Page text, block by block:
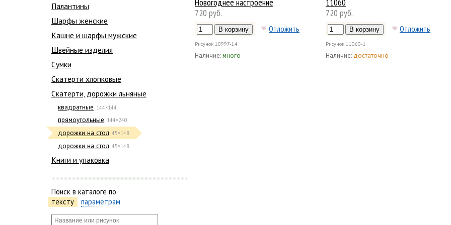
Палантины
Шарфы женские
Кашне и шарфы мужские
Швейные изделия
Сумки
Скатерти хлопковые
Скатерти, дорожки льняные
квадратные 144×144
прямоугольные 144×240
дорожки на стол 45×148
дорожки на стол 45×148
Книги и упаковка
Поиск в каталоге по
тексту
параметрам
720 руб.
Отложить
Рисунок 10997-14
Наличие:много
720 руб.
Отложить
Рисунок 11060-1
Наличие: достаточно